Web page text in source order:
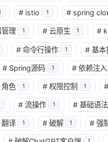
站 # istio 1 # spring
理 1 # 云原生 1 #
# 命令行操作 1 # 基本
# Spring源码 1 # 依赖注入
角色 1 # 权限控制 1 #
# 流操作 1 # 基础语法
翻译 1 # 破解 1 # 强